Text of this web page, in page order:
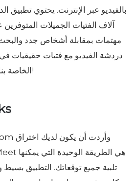
بالفيديو عبر الإنترنت. يحتوي تطبيق
آلاف الفتيات الجميلات
مهتمات بمقابلة أشخاص جدد
دردشة الفيديو مع فتيات حقيقيات
الخاصة بنا. أفضل فيديو يؤرخ الآن!
تلبية جميع توقعاتك. التطبيق بسيط